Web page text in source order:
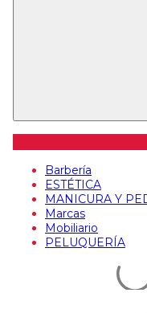
Barbería
ESTÉTICA
MANICURA Y
Marcas
Mobiliario
PELUQUERÍA